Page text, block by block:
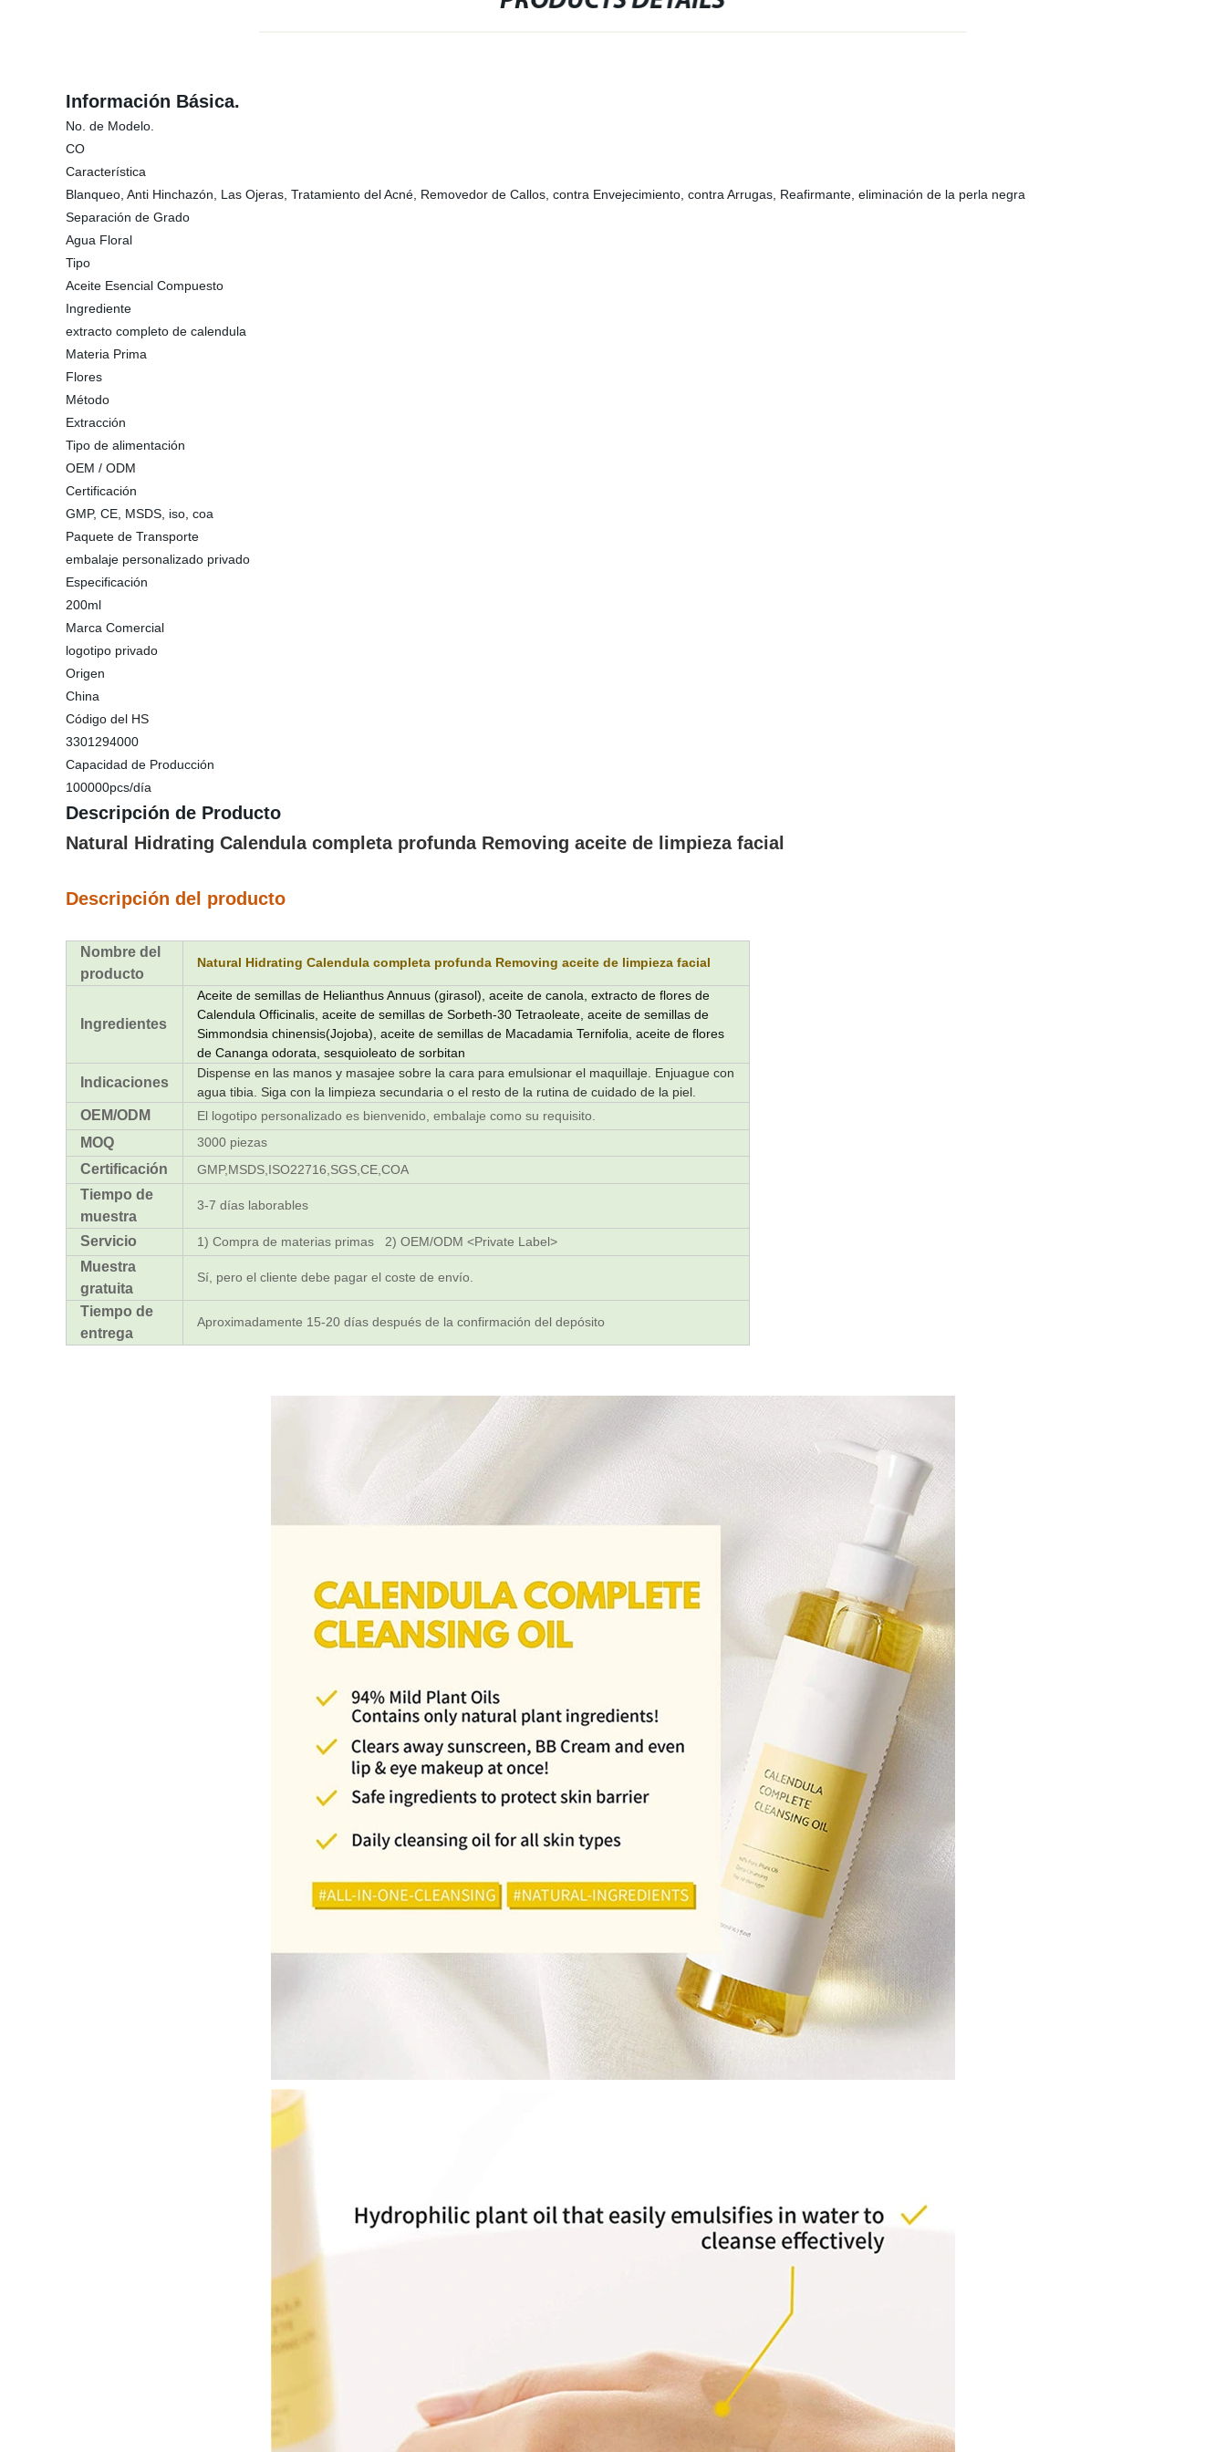
Información Básica.
No. de Modelo.
CO
Característica
Blanqueo, Anti Hinchazón, Las Ojeras, Tratamiento del Acné, Removedor de Callos, contra Envejecimiento, contra Arrugas, Reafirmante, eliminación de la perla negra
Separación de Grado
Agua Floral
Tipo
Aceite Esencial Compuesto
Ingrediente
extracto completo de calendula
Materia Prima
Flores
Método
Extracción
Tipo de alimentación
OEM / ODM
Certificación
GMP, CE, MSDS, iso, coa
Paquete de Transporte
embalaje personalizado privado
Especificación
200ml
Marca Comercial
logotipo privado
Origen
China
Código del HS
3301294000
Capacidad de Producción
100000pcs/día
Descripción de Producto
Natural Hidrating Calendula completa profunda Removing aceite de limpieza facial
Descripción del producto
Nombre del
producto
Natural Hidrating Calendula completa profunda Removing aceite de limpieza facial
Ingredientes
Aceite de semillas de Helianthus Annuus (girasol), aceite de canola, extracto de flores de
Calendula Officinalis, aceite de semillas de Sorbeth-30 Tetraoleate, aceite de semillas de
Simmondsia chinensis(Jojoba), aceite de semillas de Macadamia Ternifolia, aceite de flores
de Cananga odorata, sesquioleato de sorbitan
Indicaciones
Dispense en las manos y masajee sobre la cara para emulsionar el maquillaje. Enjuague con
agua tibia. Siga con la limpieza secundaria o el resto de la rutina de cuidado de la piel.
OEM/ODM El logotipo personalizado es bienvenido, embalaje como su requisito.
MOQ 3000 piezas
Certificación GMP,MSDS,ISO22716,SGS,CE,COA
Tiempo de
muestra
3-7 días laborables
Servicio 1) Compra de materias primas 2) OEM/ODM <Private Label>
Muestra
gratuita
Sí, pero el cliente debe pagar el coste de envío.
Tiempo de
entrega
Aproximadamente 15-20 días después de la confirmación del depósito